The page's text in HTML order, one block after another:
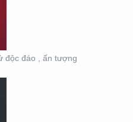
độc đáo , ấn tượng